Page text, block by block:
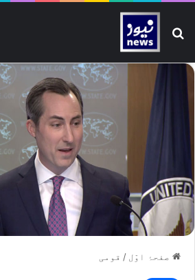
تلاش کیجیے
صفحۂ اوّل / قومی